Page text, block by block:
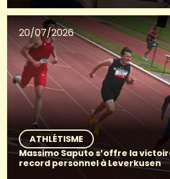
20/07/2026
ATHLÉTISME
Massimo Saputo s’offre la
record personnel à Leverkusen